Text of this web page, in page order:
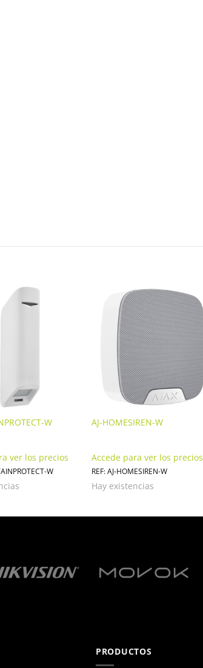
W
ver los precios
W
AJ-HOMESIREN-W
Accede para ver los precios
REF: AJ-HOMESIREN-W
Hay existencias
PRODUCTOS